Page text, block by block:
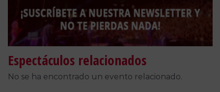
Espectáculos relacionados
No se ha encontrado un evento relacionado.